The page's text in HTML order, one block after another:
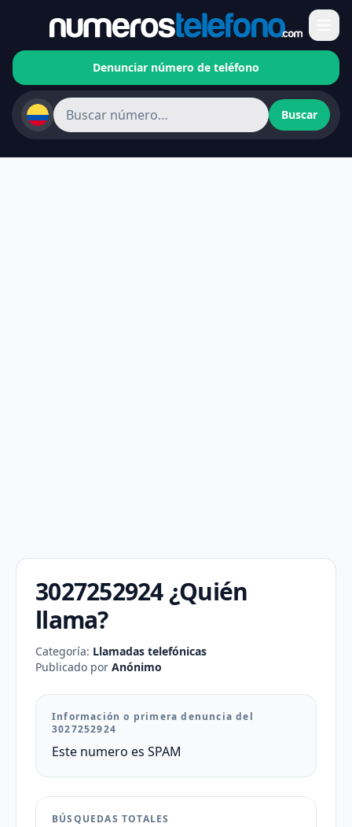
Denunciar número de teléfono
Buscar
3027252924 ¿Quién
llama?
Categoría: Llamadas telefónicas
Publicado por Anónimo
Información o primera denuncia del
3027252924
Este numero es SPAM
BÚSQUEDAS TOTALES